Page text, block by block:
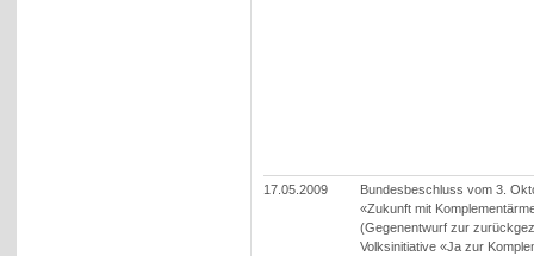
17.05.2009
Bundesbeschluss vom 3.
«Zukunft mit
(Gegenentwurf zur
Volksinitiative «Ja zur